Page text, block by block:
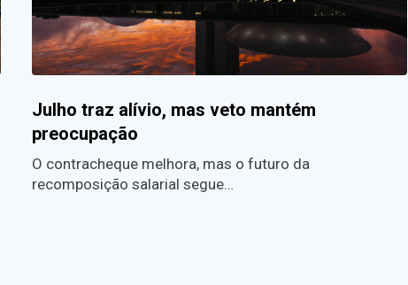
Julho traz alívio, mas veto mantém
preocupação
O contracheque melhora, mas o futuro da
recomposição salarial segue…